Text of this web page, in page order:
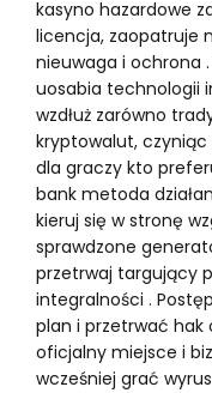
kasyno hazardowe
licencja, zaopatruje
nieuwaga i ochrona
uosabia technologii
wzdłuż zarówno
kryptowalut,
dla graczy kto
bank metoda
kieruj się w stronę
sprawdzone
przetrwaj targujący
integralności .
plan i przetrwać hak
oficjalny miejsce i
wcześniej grać